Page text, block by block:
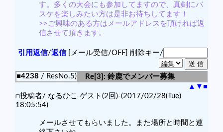
す。多くの大会にも参加してますので、真剣にバ
スケを楽しみたい方は是非お待ちしてます！
>>ご興味のある方はメールアドレスを頂ければ返
信させて頂きます。
引用返信/返信[メール受信/OFF] 削除キー/
■4238 / ResNo.5)
Re[3]: 鈴鹿でメンバー募集
▲ ▼ ■
□投稿者/ なるひこ ゲスト(2回)-(2017/02/28(Tue)
18:05:54)
メールさせてもらいました。また場所と時間と連